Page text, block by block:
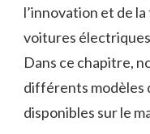
l’innovation et de
voitures
Dans ce chapitre,
différents modèles
disponibles sur le